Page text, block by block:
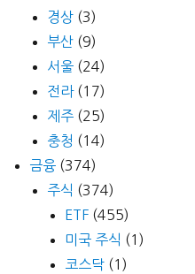
경상 (3)
부산 (9)
서울 (24)
전라(17)
제주 (25)
충청 (14)
금융 (374)
주식 (374)
ETF (455)
미국 주식 (1)
코스닥 (1)